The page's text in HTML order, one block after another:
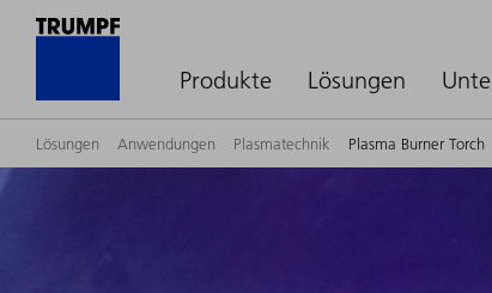
Produkte Lösungen
Lösungen Anwendungen Plasmatechnik Plasma Burner Torch